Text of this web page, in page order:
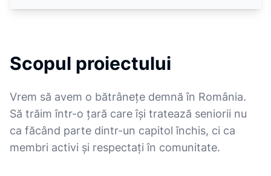
Scopul proiectului
Vrem să avem o bătrânețe demnă în România.
Să trăim într-o țară care își tratează seniorii nu
ca făcând parte dintr-un capitol închis, ci ca
membri activi și respectați în comunitate.